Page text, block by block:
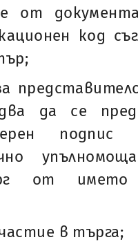
от
код
да се
подпис
от
в търга;